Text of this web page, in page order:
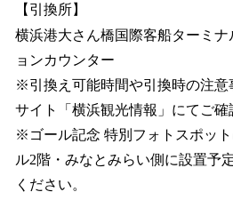
【引換所】
横浜港大さん橋国際客船ターミ
ョンカウンター
※引換え可能時間や引換時の注意
サイト「横浜観光情報」にてご確
※ゴール記念 特別フォトスポッ
ル2階・みなとみらい側に設置予
ください。